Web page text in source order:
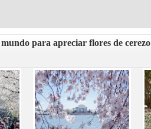
para apreciar flores de cerezo